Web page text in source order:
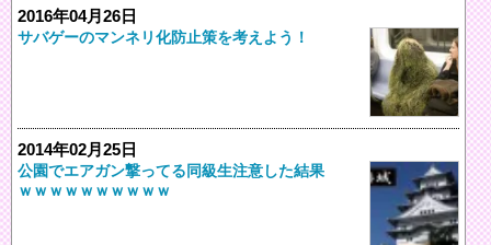
2016年04月26日
サバゲーのマンネリ化防止策を考えよう！
2014年02月25日
公園でエアガン撃ってる同級生注意した結果
ｗｗｗｗｗｗｗｗｗｗ